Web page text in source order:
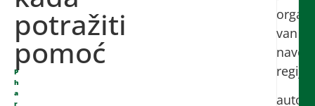
potražiti
pomoć
P
h
a
r
van
regije.
autor: